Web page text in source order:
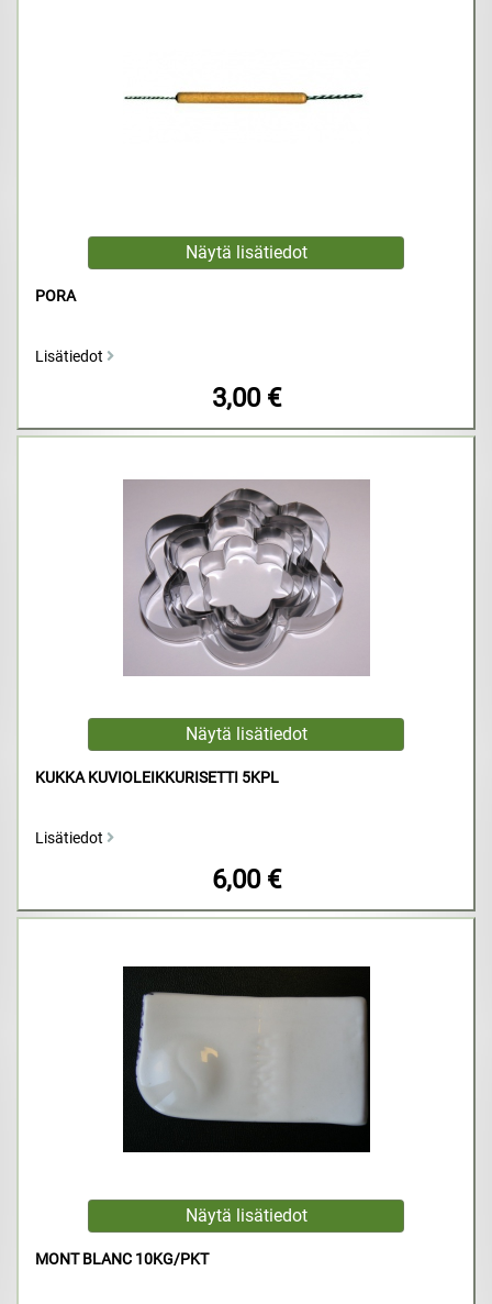
PORA
Lisätiedot
3,00 €
KUKKA KUVIOLEIKKURISETTI 5KPL
Lisätiedot
6,00 €
MONT BLANC 10KG/PKT